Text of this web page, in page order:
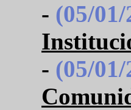
- (05/
- (05/